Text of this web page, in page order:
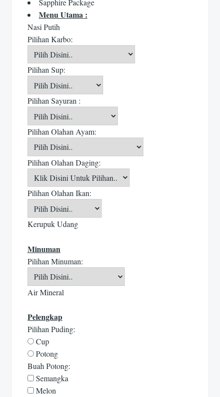
Menu Utama :
Nasi Putih
Pilihan Karbo:
Pilihan Sup:
Pilihan Sayuran :
Pilihan Olahan Ayam:
Pilihan Olahan Daging:
Pilihan Olahan Ikan:
Kerupuk Udang
Minuman
Pilihan Minuman:
Air Mineral
Pelengkap
Pilihan Puding:
Cup
Potong
Buah Potong:
Semangka
Melon